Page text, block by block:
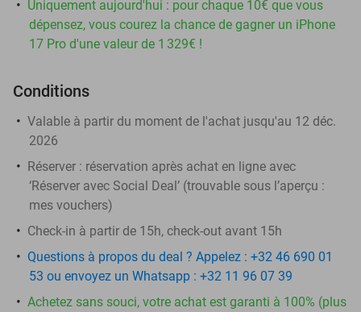
Uniquement aujourd'hui : pour chaque 10€ que vous
dépensez, vous courez la chance de gagner un iPhone
17 Pro d'une valeur de 1 329€ !
Conditions
Valable à partir du moment de l'achat jusqu'au 12 déc.
2026
Réserver : réservation après achat en ligne avec
‘Réserver avec Social Deal’ (trouvable sous l’aperçu :
mes vouchers)
Check-in à partir de 15h, check-out avant 15h
Questions à propos du deal ? Appelez : +32 46 690 01
53 ou envoyez un Whatsapp : +32 11 96 07 39
Achetez sans souci, votre achat est garanti à 100% (plus